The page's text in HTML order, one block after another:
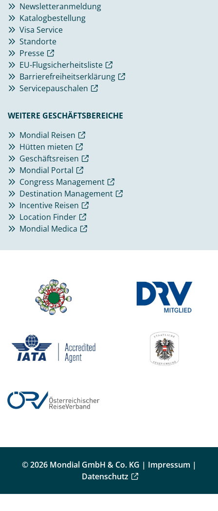
Newsletteranmeldung
Katalogbestellung
Visa Service
Standorte
Presse
EU-Flugsicherheitsliste
Barrierefreiheitserklärung
Servicepauschalen
WEITERE GESCHÄFTSBEREICHE
Mondial Reisen
Hütten mieten
Geschäftsreisen
Mondial Portal
Congress Management
Destination Management
Incentive Reisen
Location Finder
Mondial Medica
© 2026 Mondial GmbH & Co. KG | Impressum |
Datenschutz